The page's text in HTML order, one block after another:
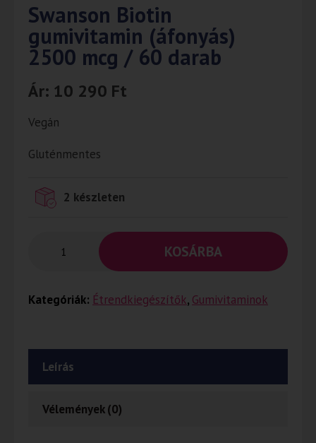
Swanson Biotin
gumivitamin (áfonyás)
2500 mcg / 60 darab
Ár: 10 290 Ft
Vegán
Gluténmentes
2 készleten
KOSÁRBA
Kategóriák: Étrendkiegészítők, Gumivitaminok
Leírás
Vélemények (0)